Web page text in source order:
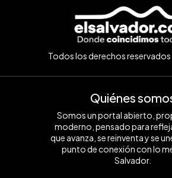
Todos los derechos
Quiénes
Somos un portal abierto,
moderno, pensado para
que avanza, se reinventa y se
punto de conexión con lo
Salvador.